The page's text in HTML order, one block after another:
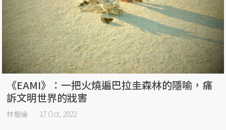
《EAMI》：一把火燒遍巴拉圭森林的隱喻，痛
訴文明世界的戕害
林楷倫 17 Oct, 2022